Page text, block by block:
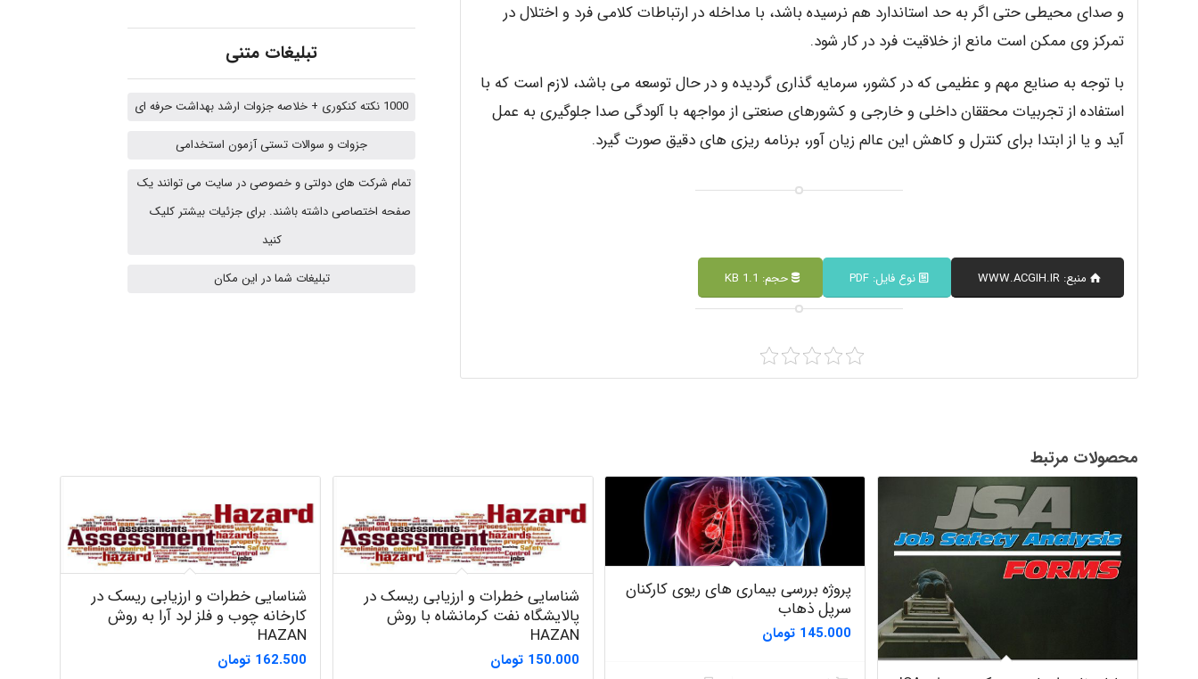
ehtesham
A.balandeh
aghajari vahid
Poubakhtiari
تبلیغات متنی
1000 نکته کنکوری + خلاصه جزوات ارشد بهداشت حرفه ای
جزوات و سوالات تستی آزمون استخدامی
تمام شرکت های دولتی و خصوصی در سایت می توانند یک
صفحه اختصاصی داشته باشند. برای جزئیات بیشتر کلیک
کنید
تبلیغات شما در این مکان
و صدای محیطی حتی اگر به حد استاندارد هم نرسیده باشد، با مداخله در ارتباطات کلامی فرد و اختلال در
تمرکز وی ممکن است مانع از خلاقیت فرد در کار شود.
با توجه به صنایع مهم و عظیمی که در کشور، سرمایه گذاری گردیده و در حال توسعه می باشد، لازم است که با
استفاده از تجربیات محققان داخلی و خارجی و کشورهای صنعتی از مواجهه با آلودگی صدا جلوگیری به عمل
آید و یا از ابتدا برای کنترل و کاهش این عالم زیان آور، برنامه ریزی های دقیق صورت گیرد.
منبع: WWW.ACGIH.IR نوع فایل: PDF حجم: 1.1 KB
محصولات مرتبط
پروژه بررسی بیماری های ریوی کارکنان
سرپل ذهاب
145.000 تومان
شناسایی خطرات و ارزیابی ریسک در
پالایشگاه نفت کرمانشاه با روش
HAZAN
150.000 تومان
شناسایی خطرات و ارزیابی ریسک در
کارخانه چوب و فلز لرد آرا به روش
HAZAN
162.500 تومان